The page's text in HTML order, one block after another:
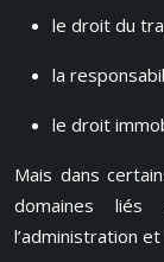
le droit du
la
le droit
Mais dans
domaines
l’administration